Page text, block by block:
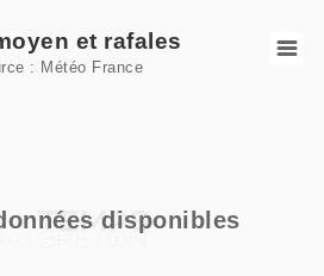
categories.
displaying Vitesse (km/h). Data
et rafales
: Météo France
disponibles